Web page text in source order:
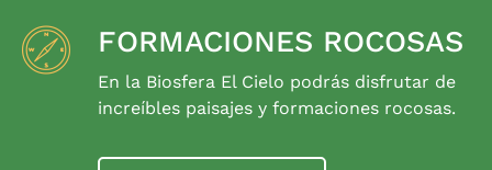
FORMACIONES ROCOSAS
En la Biosfera El Cielo podrás disfrutar de
increíbles paisajes y formaciones rocosas.